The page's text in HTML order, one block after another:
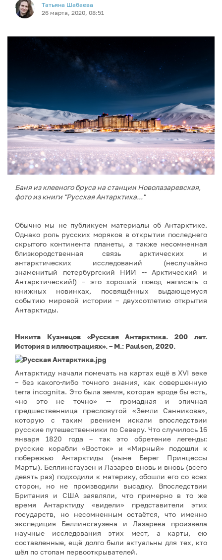
Татьяна Шабаева
26 марта, 2020, 08:51
Баня из клееного бруса на станции Новолазаревская,
фото из книги "Русская Антарктика..."
Обычно мы не публикуем материалы об Антарктике.
Однако роль русских моряков в открытии последнего
скрытого континента планеты, а также несомненная
близкородственная связь арктических и
антарктических исследований (неслучайно
знаменитый петербургский НИИ -- Арктический и
Антарктический!) – это хороший повод написать о
книжных новинках, посвящённых выдающемуся
событию мировой истории – двухсотлетию открытия
Антарктиды.
Никита Кузнецов «Русская Антарктика. 200 лет.
История в иллюстрациях». – М.: Paulsen, 2020.
Антарктиду начали помечать на картах ещё в XVI веке
– без какого-либо точного знания, как совершенную
terra incognita. Это была земля, которая вроде бы есть,
«но это не точно» -- громадная и эпичная
предшественница пресловутой «Земли Санникова»,
которую с таким рвением искали впоследствии
русские путешественники по Северу. Что случилось 16
января 1820 года – так это обретение легенды:
русские корабли «Восток» и «Мирный» подошли к
побережью Антарктиды (ныне Берег Принцессы
Марты). Беллинсгаузен и Лазарев вновь и вновь (всего
девять раз) подходили к материку, обошли его со всех
сторон, но не производили высадку. Впоследствии
Британия и США заявляли, что примерно в то же
время Антарктиду «видели» представители этих
государств, но несомненным остаётся, что именно
экспедиция Беллинсгаузена и Лазарева произвела
научные исследования этих мест, а карты, ею
составленные, ещё долго были актуальны для тех, кто
шёл по стопам первооткрывателей.